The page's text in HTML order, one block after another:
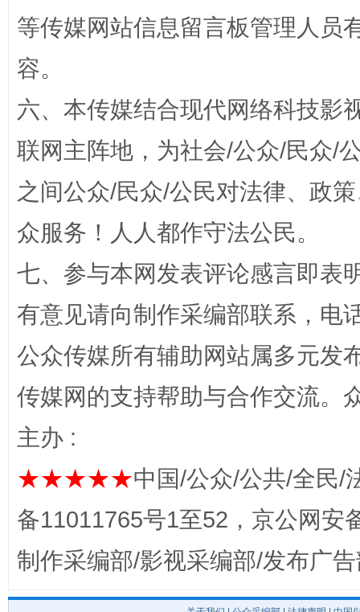
“蜀中异人”王建安的艺术幻境
等传媒网站信息留言板管理人员
容。
六、本传媒结合现代网络科技影
联网主阵地，为社会/公众/民众/
之间公众/民众/公民对法律、政
众服务！人人都作守法公民。
七、参与本网发表评论感言即表
有意见请向制作采编部联系，电
公众传媒所有辅助网站属多元发
传媒网的支持帮助与合作交流。
主办 :
★★★★★中国/公众/公共/全民/
备11011765号1至52，京公网安
制作采编部/影视采编部/发布广